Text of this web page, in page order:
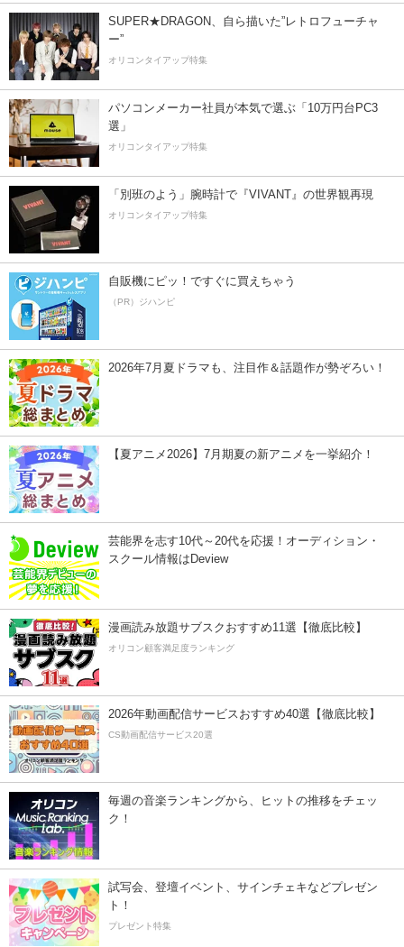
SUPER★DRAGON、自ら描いた”レトロフューチャ
ー”
オリコンタイアップ特集
パソコンメーカー社員が本気で選ぶ「10万円台PC3
選」
オリコンタイアップ特集
「別班のよう」腕時計で『VIVANT』の世界観再現
オリコンタイアップ特集
自販機にピッ！ですぐに買えちゃう
（PR）ジハンピ
2026年7月夏ドラマも、注目作＆話題作が勢ぞろい！
【夏アニメ2026】7月期夏の新アニメを一挙紹介！
芸能界を志す10代～20代を応援！オーディション・
スクール情報はDeview
漫画読み放題サブスクおすすめ11選【徹底比較】
オリコン顧客満足度ランキング
2026年動画配信サービスおすすめ40選【徹底比較】
CS動画配信サービス20選
毎週の音楽ランキングから、ヒットの推移をチェッ
ク！
試写会、登壇イベント、サインチェキなどプレゼン
ト！
プレゼント特集